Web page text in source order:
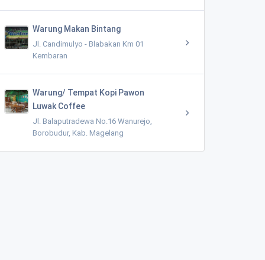
Warung Makan Bintang
Jl. Candimulyo - Blabakan Km 01
Kembaran
Warung/ Tempat Kopi Pawon
Luwak Coffee
Jl. Balaputradewa No.16 Wanurejo,
Borobudur, Kab. Magelang